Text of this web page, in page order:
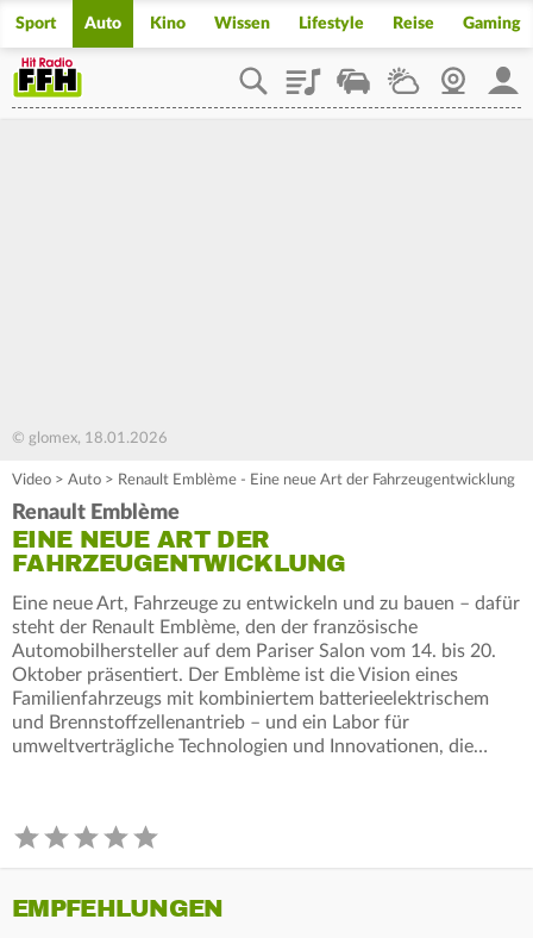
Sport Auto Kino Wissen Lifestyle Reise Gaming
PlaylistStaupilotWetterWebcam
© glomex, 18.01.2026
Video > Auto > Renault Emblème - Eine neue Art der Fahrzeugentwicklung
Renault Emblème
EINE NEUE ART DER
FAHRZEUGENTWICKLUNG
Eine neue Art, Fahrzeuge zu entwickeln und zu bauen – dafür
steht der Renault Emblème, den der französische
Automobilhersteller auf dem Pariser Salon vom 14. bis 20.
Oktober präsentiert. Der Emblème ist die Vision eines
Familienfahrzeugs mit kombiniertem batterieelektrischem
und Brennstoffzellenantrieb – und ein Labor für
umweltverträgliche Technologien und Innovationen, die…
EMPFEHLUNGEN